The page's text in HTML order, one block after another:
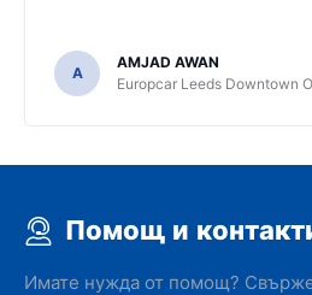
A
AMJAD AWAN
Europcar Leeds Downtown
Помощ и
Имате нужда от помощ?